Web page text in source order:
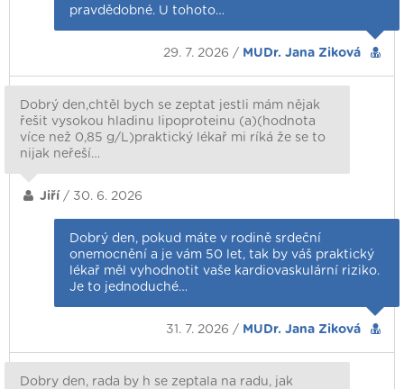
pravdědobné. U tohoto…
29. 7. 2026 / MUDr. Jana Ziková
Dobrý den,chtěl bych se zeptat jestli mám nějak
řešit vysokou hladinu lipoproteinu (a)(hodnota
více než 0,85 g/L)praktický lékař mi ríká že se to
nijak neřeší…
Jiří / 30. 6. 2026
Dobrý den, pokud máte v rodině srdeční
onemocnění a je vám 50 let, tak by váš praktický
lékař měl vyhodnotit vaše kardiovaskulární riziko.
Je to jednoduché…
31. 7. 2026 / MUDr. Jana Ziková
Dobry den, rada by h se zeptala na radu, jak